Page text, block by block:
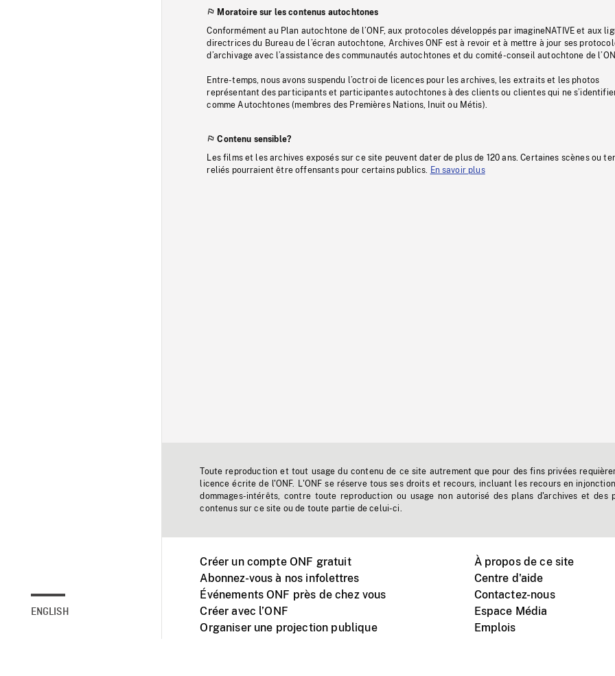
ENGLISH
Moratoire sur les contenus autochtones
Conformément au Plan autochtone de l’ONF, aux protocoles développés par imagineNATIVE et aux
directrices du Bureau de l’écran autochtone, Archives ONF est à revoir et à mettre à jour ses
d’archivage avec l’assistance des communautés autochtones et du comité-conseil autochtone de
Entre-temps, nous avons suspendu l’octroi de licences pour les archives, les extraits et les photos
représentant des participants et participantes autochtones à des clients ou clientes qui ne
comme Autochtones (membres des Premières Nations, Inuit ou Métis).
Contenu sensible?
Les films et les archives exposés sur ce site peuvent dater de plus de 120 ans. Certaines scènes ou
reliés pourraient être offensants pour certains publics.
En savoir plus
Toute reproduction et tout usage du contenu de ce site autrement que pour des fins privées
licence écrite de l'ONF. L'ONF se réserve tous ses droits et recours, incluant les recours en
dommages-intérêts, contre toute reproduction ou usage non autorisé des plans d'archives et des
contenus sur ce site ou de toute partie de celui-ci.
Créer un compte ONF gratuit
Abonnez-vous à nos infolettres
Événements ONF près de chez vous
Créer avec l’ONF
Organiser une projection publique
À propos de ce site
Centre d'aide
Contactez-nous
Espace Média
Emplois